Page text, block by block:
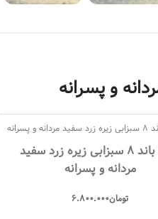
هوکا باند 8 سبزابی زیره زرد سفید
مردانه و پسرانه
تومان6.800.000